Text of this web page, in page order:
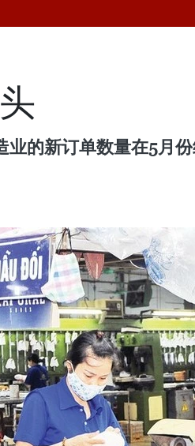
业的新订单数量在5月